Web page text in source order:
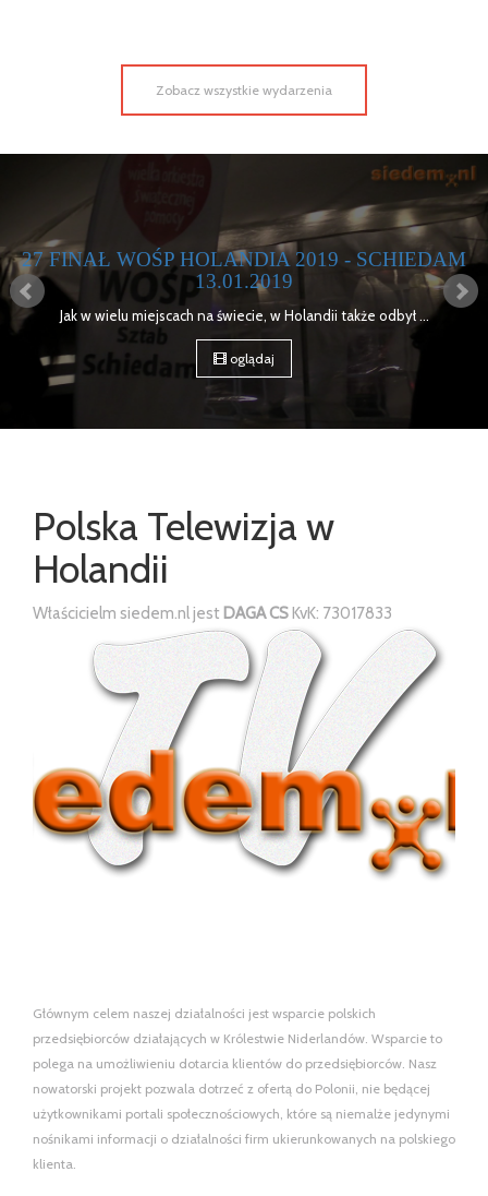
Zobacz wszystkie wydarzenia
27 FINAŁ WOŚP HOLANDIA 2019 - SCHIEDAM
13.01.2019
Jak w wielu miejscach na świecie, w Holandii także odbył ...
oglądaj
Polska Telewizja w
Holandii
Właścicielm siedem.nl jest DAGA CSKvK: 73017833
Głównym celem naszej działalności jest wsparcie polskich
przedsiębiorców działających w Królestwie Niderlandów. Wsparcie to
polega na umożliwieniu dotarcia klientów do przedsiębiorców. Nasz
nowatorski projekt pozwala dotrzeć z ofertą do Polonii, nie będącej
użytkownikami portali społecznościowych, które są niemalże jedynymi
nośnikami informacji o działalności firm ukierunkowanych na polskiego
klienta.